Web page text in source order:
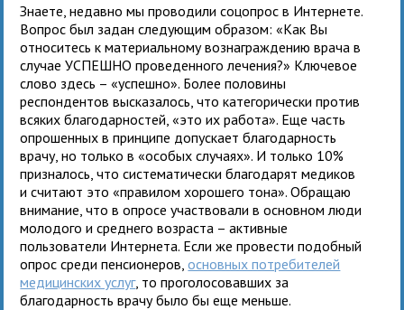
Знаете, недавно мы проводили соцопрос в Интернете.
Вопрос был задан следующим образом: «Как Вы
относитесь к материальному вознаграждению врача в
случае УСПЕШНО проведенного лечения?» Ключевое
слово здесь – «успешно». Более половины
респондентов высказалось, что категорически против
всяких благодарностей, «это их работа». Еще часть
опрошенных в принципе допускает благодарность
врачу, но только в «особых случаях». И только 10%
призналось, что систематически благодарят медиков
и считают это «правилом хорошего тона». Обращаю
внимание, что в опросе участвовали в основном люди
молодого и среднего возраста – активные
пользователи Интернета. Если же провести подобный
опрос среди пенсионеров,основных потребителей
медицинских услуг, то проголосовавших за
благодарность врачу было бы еще меньше.